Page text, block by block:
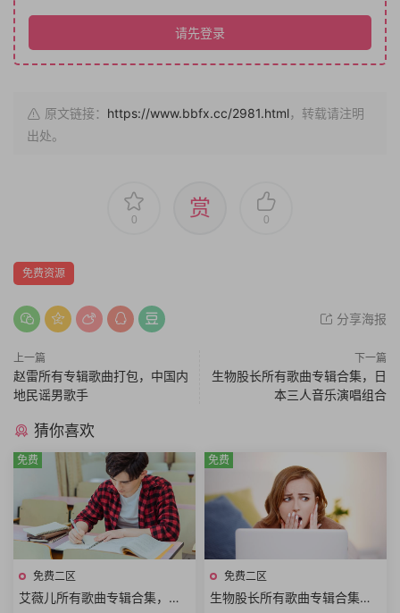
请先登录
原文链接： https://www.bbfx.cc/2981.html，转载请注明
出处。
0 赏 0
免费资源
分享海报
上一篇
赵雷所有专辑歌曲打包，中国内
地民谣男歌手
下一篇
生物股长所有歌曲专辑合集，日
本三人音乐演唱组合
猜你喜欢
免费二区
艾薇儿所有歌曲专辑合集，永
免费
免费二区
生物股长所有歌曲专辑合集，
免费